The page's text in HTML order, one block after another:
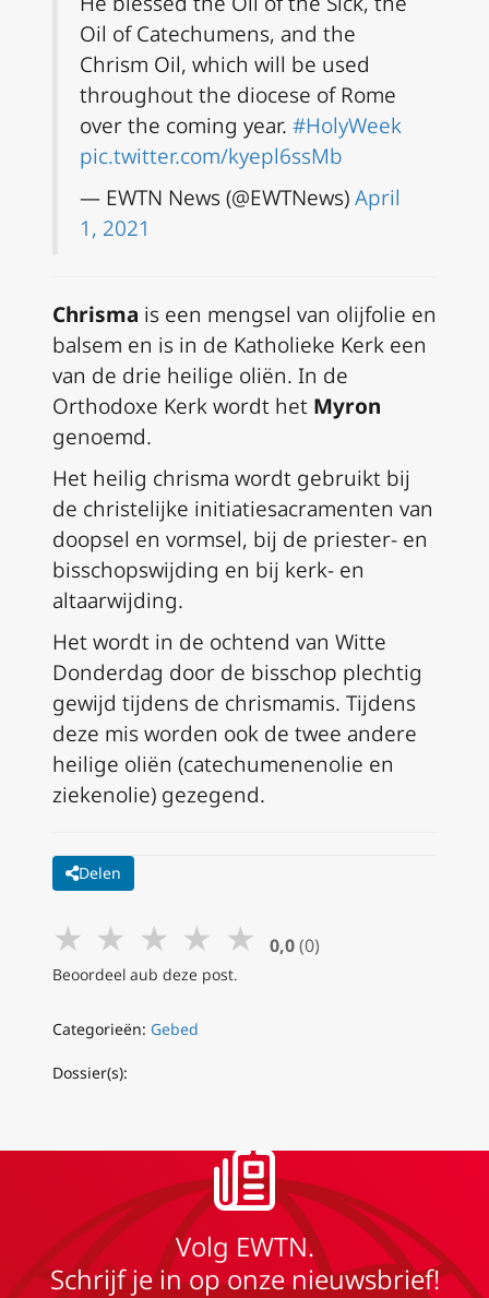
Oil of Catechumens, and the
Chrism Oil, which will be used
throughout the diocese of Rome
over the coming year. #HolyWeek
pic.twitter.com/kyepl6ssMb
— EWTN News (@EWTNews)April
1, 2021
Chrisma is een mengsel van olijfolie en
balsem en is in de Katholieke Kerk een
van de drie heilige oliën. In de
Orthodoxe Kerk wordt het Myron
genoemd.
Het heilig chrisma wordt gebruikt bij
de christelijke initiatiesacramenten van
doopsel en vormsel, bij de priester- en
bisschopswijding en bij kerk- en
altaarwijding.
Het wordt in de ochtend van Witte
Donderdag door de bisschop plechtig
gewijd tijdens de chrismamis. Tijdens
deze mis worden ook de twee andere
heilige oliën (catechumenenolie en
ziekenolie) gezegend.
Delen
★ ★ ★ ★ ★ 0,0 (0)
Beoordeel aub deze post.
Categorieën: Gebed
Dossier(s):
Volg EWTN.
Schrijf je in op onze nieuwsbrief!